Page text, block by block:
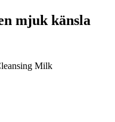
mjuk känsla
Milk